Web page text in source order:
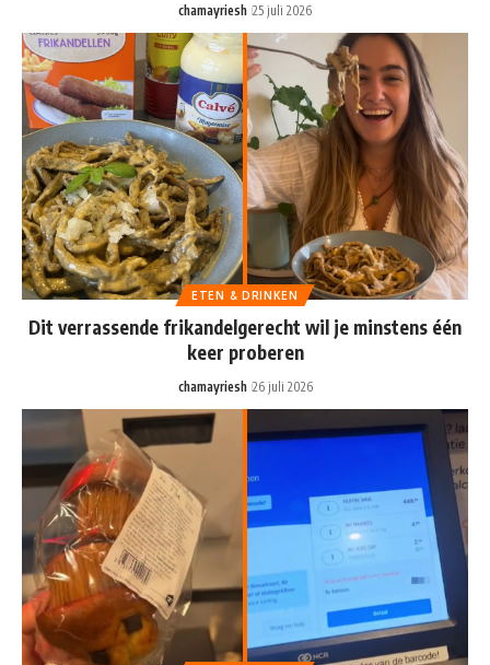
chamayriesh 25 juli 2026
ETEN & DRINKEN
Dit verrassende frikandelgerecht wil je minstens één
keer proberen
chamayriesh 26 juli 2026